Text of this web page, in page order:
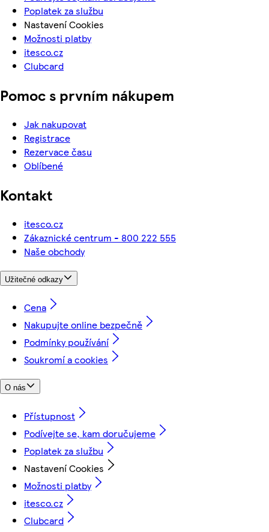
Poplatek za službu
Nastavení Cookies
Možnosti platby
itesco.cz
Clubcard
Pomoc s prvním nákupem
Jak nakupovat
Registrace
Rezervace času
Oblíbené
Kontakt
itesco.cz
Zákaznické centrum - 800 222 555
Naše obchody
Užitečné odkazy
Cena
Nakupujte online bezpečně
Podmínky používání
Soukromí a cookies
O nás
Přístupnost
Podívejte se, kam doručujeme
Poplatek za službu
Nastavení Cookies
Možnosti platby
itesco.cz
Clubcard